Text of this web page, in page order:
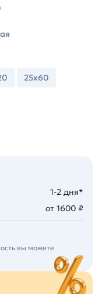
25х60
1-2 дня*
от 1600 ₽
вы можете